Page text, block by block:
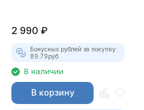
2 990 ₽
Бонусных рублей за покупку:
89.79руб.
В наличии
В корзину